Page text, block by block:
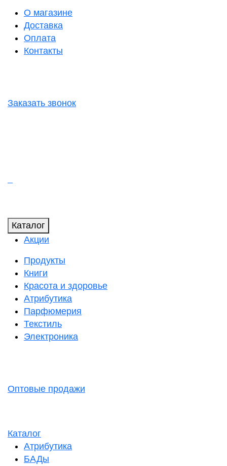
О магазине
Доставка
Оплата
Контакты
Заказать звонок
Каталог
Акции
Продукты
Книги
Красота и здоровье
Атрибутика
Парфюмерия
Текстиль
Электроника
Оптовые продажи
Каталог
Атрибутика
БАДы